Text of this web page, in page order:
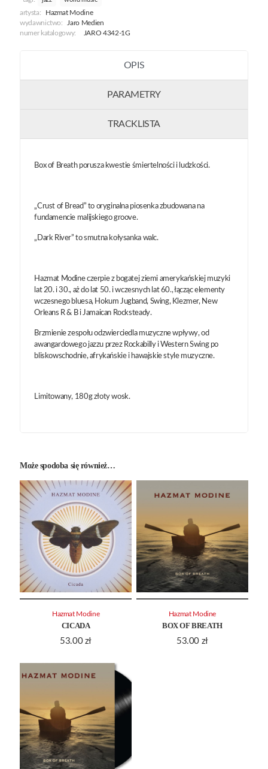
artysta:
Hazmat Modine
wydawnictwo:
Jaro Medien
numer katalogowy:
JARO 4342-1G
OPIS
PARAMETRY
TRACKLISTA
Box of Breath porusza kwestie śmiertelności i ludzkości.
„Crust of Bread” to oryginalna piosenka zbudowana na
fundamencie malijskiego groove.
„Dark River” to smutna kołysanka walc.
Hazmat Modine czerpie z bogatej ziemi amerykańskiej muzyki
lat 20. i 30., aż do lat 50. i wczesnych lat 60., łącząc elementy
wczesnego bluesa, Hokum Jugband, Swing, Klezmer, New
Orleans R & B i Jamaican Rocksteady.
Brzmienie zespołu odzwierciedla muzyczne wpływy, od
awangardowego jazzu przez Rockabilly i Western Swing po
bliskowschodnie, afrykańskie i hawajskie style muzyczne.
Limitowany, 180g złoty wosk.
Może spodoba się również…
CICADA
53.00 zł
Hazmat Modine
BOX OF BREATH
53.00 zł
Hazmat Modine